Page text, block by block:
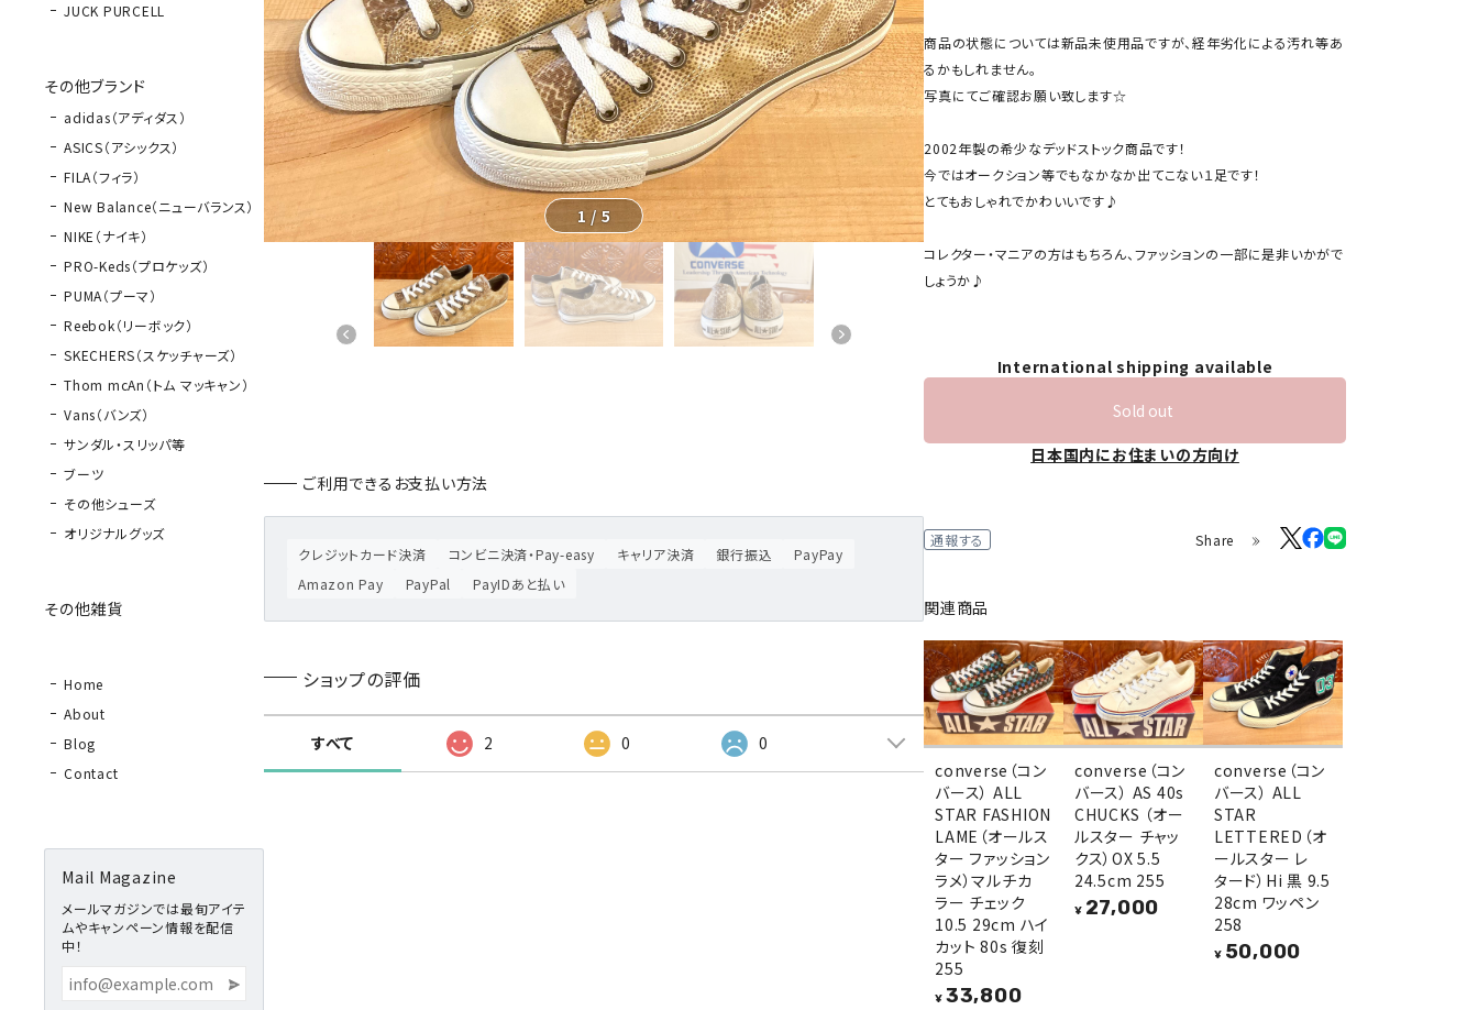
JUCK PURCELL
その他ブランド
adidas（アディダス）
ASICS（アシックス）
FILA（フィラ）
New Balance（ニューバランス）
NIKE（ナイキ）
PRO-Keds（プロケッズ）
PUMA（プーマ）
Reebok（リーボック）
SKECHERS（スケッチャーズ）
Thom mcAn（トム マッキャン）
Vans（バンズ）
サンダル・スリッパ等
ブーツ
その他シューズ
オリジナルグッズ
その他雑貨
Home
About
Blog
Contact
Mail Magazine
メールマガジンでは最旬アイテ
ムやキャンペーン情報を配信
中！
1 / 5
ご利用できるお支払い方法
クレジットカード決済 コンビニ決済・Pay-easy キャリア決済 銀行振込
PayPay
Amazon Pay
PayPal PayIDあと払い
ショップの評価
すべて 2 0 0
商品の状態については新品未使用品ですが、経年劣化による汚れ等あ
るかもしれません。
写真にてご確認お願い致します☆
2002年製の希少なデッドストック商品です！
今ではオークション等でもなかなか出てこない１足です！
とてもおしゃれでかわいいです♪
コレクター・マニアの方はもちろん、ファッションの一部に是非いかがで
しょうか♪
International shipping available
Sold out
日本国内にお住まいの方向け
通報する Share
関連商品
converse（コン
バース） ALL
STAR FASHION
LAME（オールス
ター ファッション
ラメ）マルチカ
ラー チェック
10.5 29cm ハイ
カット 80s 復刻
255
¥ 33,800
converse（コン
バース） AS 40s
CHUCKS （オー
ルスター チャッ
クス）OX 5.5
24.5cm 255
¥ 27,000
converse（コン
バース） ALL
STAR
LETTERED（オ
ールスター レ
タード）Hi 黒 9.5
28cm ワッペン
258
¥ 50,000